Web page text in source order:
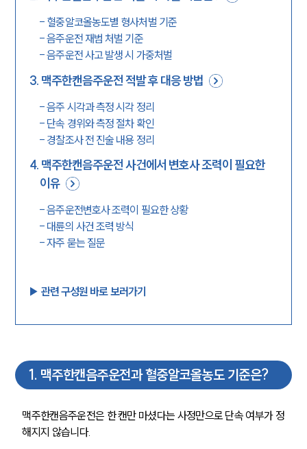
- 혈중알코올농도별 형사처벌 기준
-음주운전 재범 처벌 기준
-음주운전 사고 발생 시 가중처벌
3. 맥주한캔음주운전 적발 후 대응 방법
-음주 시각과 측정 시각 정리
- 단속 경위와 측정 절차 확인
- 경찰조사 전 진술 내용 정리
4. 맥주한캔음주운전 사건에서 변호사 조력이 필요한
이유
-음주운전변호사 조력이 필요한 상황
- 대륜의 사건 조력 방식
-자주 묻는 질문
▶︎ 관련 구성원 바로 보러가기
1. 맥주한캔음주운전과 혈중알코올농도 기준은?
맥주한캔음주운전은 한 캔만 마셨다는 사정만으로 단속 여부가 정
해지지 않습니다.